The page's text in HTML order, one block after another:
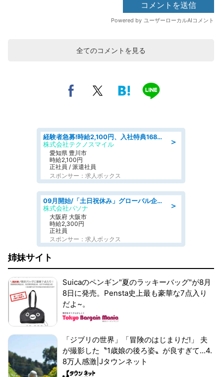
全てのコメントを見る
＞
経験者急募!時給2,100円、入社特典168万円の自動車製造業務/トヨタ自動車/tutumi
株式会社テクノスマイル
愛知県 豊川市
時給2,100円
正社員 / 派遣社員
スポンサー：求人ボックス
＞
09月開始/「土日祝休み」グローバル企業での産業保健のお仕事/保健師/高時給/残業なし/服装自由
株式会社パソナ
大阪府 大阪市
時給2,300円
正社員
スポンサー：求人ボックス
姉妹サイト
Suicaのペンギン"夏のラッキーバッグ"が8月
8日に発売。Pensta史上最も豪華な7点入り
だよ~。
「ジブリの世界」「冒険のはじまりだ!」 夫
が撮影した〝1歳娘の後ろ姿〟が良すぎて...4.
8万人感激|Jタウンネット